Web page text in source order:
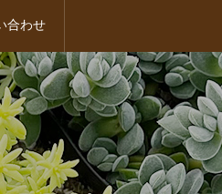
合わせ